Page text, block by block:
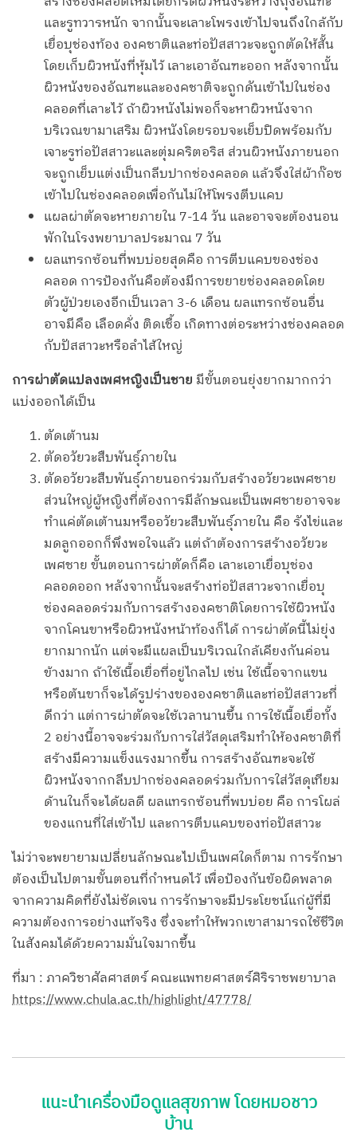
และรูทวารหนัก จากนั้นจะเลาะโพรงเข้าไปจนถึงใกล้กับ
เยื่อบุช่องท้อง องคชาติและท่อปัสสาวะจะถูกตัดให้สั้น
โดยเก็บผิวหนังที่หุ้มไว้ เลาะเอาอัณฑะออก หลังจากนั้น
ผิวหนังของอัณฑะและองคชาติจะถูกดันเข้าไปในช่อง
คลอดที่เลาะไว้ ถ้าผิวหนังไม่พอก็จะหาผิวหนังจาก
บริเวณขามาเสริม ผิวหนังโดยรอบจะเย็บปิดพร้อมกับ
เจาะรูท่อปัสสาวะและตุ่มคริตอริส ส่วนผิวหนังภายนอก
จะถูกเย็บแต่งเป็นกลีบปากช่องคลอด แล้วจึงใส่ผ้าก๊อซ
เข้าไปในช่องคลอดเพื่อกันไม่ให้โพรงตีบแคบ
แผลผ่าตัดจะหายภายใน 7-14 วัน และอาจจะต้องนอน
พักในโรงพยาบาลประมาณ 7 วัน
ผลแทรกซ้อนที่พบบ่อยสุดคือ การตีบแคบของช่อง
คลอด การป้องกันคือต้องมีการขยายช่องคลอดโดย
ตัวผู้ป่วยเองอีกเป็นเวลา 3-6 เดือน ผลแทรกซ้อนอื่น
อาจมีคือ เลือดคั่ง ติดเชื้อ เกิดทางต่อระหว่างช่องคลอด
กับปัสสาวะหรือลำไส้ใหญ่
การผ่าตัดแปลงเพศหญิงเป็นชาย มีขั้นตอนยุ่งยากมากกว่า
แบ่งออกได้เป็น
ตัดเต้านม
ตัดอวัยวะสืบพันธุ์ภายใน
ตัดอวัยวะสืบพันธุ์ภายนอกร่วมกับสร้างอวัยวะเพศชาย
ส่วนใหญ่ผู้หญิงที่ต้องการมีลักษณะเป็นเพศชายอาจจะ
ทำแค่ตัดเต้านมหรืออวัยวะสืบพันธุ์ภายใน คือ รังไข่และ
มดลูกออกก็พึงพอใจแล้ว แต่ถ้าต้องการสร้างอวัยวะ
เพศชาย ขั้นตอนการผ่าตัดก็คือ เลาะเอาเยื่อบุช่อง
คลอดออก หลังจากนั้นจะสร้างท่อปัสสาวะจากเยื่อบุ
ช่องคลอดร่วมกับการสร้างองคชาติโดยการใช้ผิวหนัง
จากโคนขาหรือผิวหนังหน้าท้องก็ได้ การผ่าตัดนี้ไม่ยุ่ง
ยากมากนัก แต่จะมีแผลเป็นบริเวณใกล้เคียงกันค่อน
ข้างมาก ถ้าใช้เนื้อเยื่อที่อยู่ไกลไป เช่น ใช้เนื้อจากแขน
หรือต้นขาก็จะได้รูปร่างขององคชาติและท่อปัสสาวะที่
ดีกว่า แต่การผ่าตัดจะใช้เวลานานขึ้น การใช้เนื้อเยื่อทั้ง
2 อย่างนี้อาจจะร่วมกับการใส่วัสดุเสริมทำให้องคชาติที่
สร้างมีความแข็งแรงมากขึ้น การสร้างอัณฑะจะใช้
ผิวหนังจากกลีบปากช่องคลอดร่วมกับการใส่วัสดุเทียม
ด้านในก็จะได้ผลดี ผลแทรกซ้อนที่พบบ่อย คือ การโผล่
ของแกนที่ใส่เข้าไป และการตีบแคบของท่อปัสสาวะ
ไม่ว่าจะพยายามเปลี่ยนลักษณะไปเป็นเพศใดก็ตาม การรักษา
ต้องเป็นไปตามขั้นตอนที่กำหนดไว้ เพื่อป้องกันข้อผิดพลาด
จากความคิดที่ยังไม่ชัดเจน การรักษาจะมีประโยชน์แก่ผู้ที่มี
ความต้องการอย่างแท้จริง ซึ่งจะทำให้พวกเขาสามารถใช้ชีวิต
ในสังคมได้ด้วยความมั่นใจมากขึ้น
ที่มา : ภาควิชาศัลศาสตร์ คณะแพทยศาสตร์ศิริราชพยาบาล
https://www.chula.ac.th/highlight/47778/
แนะนำเครื่องมือดูแลสุขภาพ โดยหมอชาว
บ้าน